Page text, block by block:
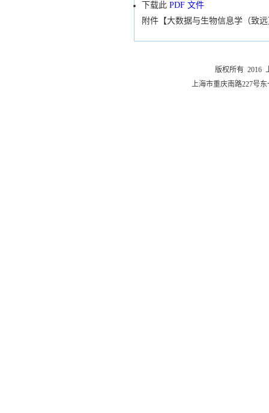
版权所有 2016
上海市重庆南路227号
下载此 PDF 文件
附件【大数据与生物信息学（致